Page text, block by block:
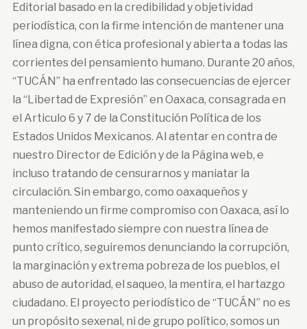
Editorial basado en la credibilidad y objetividad
periodística, con la firme intención de mantener una
línea digna, con ética profesional y abierta a todas las
corrientes del pensamiento humano. Durante 20 años,
“TUCÁN” ha enfrentado las consecuencias de ejercer
la “Libertad de Expresión” en Oaxaca, consagrada en
el Articulo 6 y 7 de la Constitución Política de los
Estados Unidos Mexicanos. Al atentar en contra de
nuestro Director de Edición y de la Página web, e
incluso tratando de censurarnos y maniatar la
circulación. Sin embargo, como oaxaqueños y
manteniendo un firme compromiso con Oaxaca, así lo
hemos manifestado siempre con nuestra línea de
punto crítico, seguiremos denunciando la corrupción,
la marginación y extrema pobreza de los pueblos, el
abuso de autoridad, el saqueo, la mentira, el hartazgo
ciudadano. El proyecto periodístico de “TUCÁN” no es
un propósito sexenal, ni de grupo político, somos un